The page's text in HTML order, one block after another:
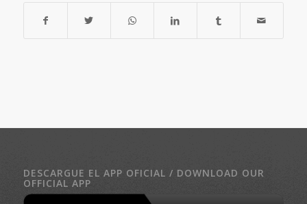
DESCARGUE EL APP OFICIAL / DOWNLOAD OUR
OFFICIAL APP